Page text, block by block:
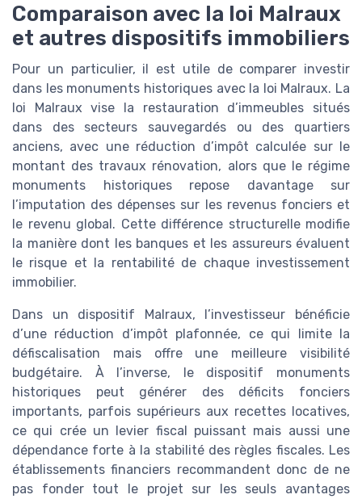
Comparaison avec la loi Malraux
et autres dispositifs immobiliers
Pour un particulier, il est utile de comparer investir
dans les monuments historiques avec la loi Malraux. La
loi Malraux vise la restauration d’immeubles situés
dans des secteurs sauvegardés ou des quartiers
anciens, avec une réduction d’impôt calculée sur le
montant des travaux rénovation, alors que le régime
monuments historiques repose davantage sur
l’imputation des dépenses sur les revenus fonciers et
le revenu global. Cette différence structurelle modifie
la manière dont les banques et les assureurs évaluent
le risque et la rentabilité de chaque investissement
immobilier.
Dans un dispositif Malraux, l’investisseur bénéficie
d’une réduction d’impôt plafonnée, ce qui limite la
défiscalisation mais offre une meilleure visibilité
budgétaire. À l’inverse, le dispositif monuments
historiques peut générer des déficits fonciers
importants, parfois supérieurs aux recettes locatives,
ce qui crée un levier fiscal puissant mais aussi une
dépendance forte à la stabilité des règles fiscales. Les
établissements financiers recommandent donc de ne
pas fonder tout le projet sur les seuls avantages